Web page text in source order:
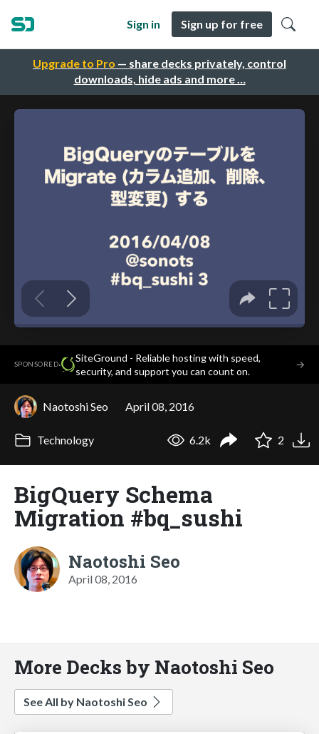
Upgrade to Pro — share decks privately, control
downloads, hide ads and more …
Sign in Sign up for free
SPONSORED·
SiteGround - Reliable hosting with speed,
security, and support you can count on.
→
Naotoshi Seo April 08, 2016
Technology 6.2k 2
BigQuery Schema
Migration #bq_sushi
Naotoshi Seo
April 08, 2016
More Decks by Naotoshi Seo
See All by Naotoshi Seo